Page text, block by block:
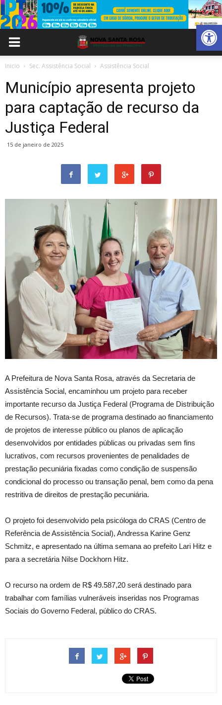
Abrir
Inicio Sec. Assistência Social Assistência Social
Município apresenta projeto
para captação de recurso da
Justiça Federal
15 de janeiro de 2025
A Prefeitura de Nova Santa Rosa, através da Secretaria de
Assistência Social, encaminhou um projeto para receber
importante recurso da Justiça Federal (Programa de Distribuição
de Recursos). Trata-se de programa destinado ao financiamento
de projetos de interesse público ou planos de aplicação
desenvolvidos por entidades públicas ou privadas sem fins
lucrativos, com recursos provenientes de penalidades de
prestação pecuniária fixadas como condição de suspensão
condicional do processo ou transação penal, bem como da pena
restritiva de direitos de prestação pecuniária.
O projeto foi desenvolvido pela psicóloga do CRAS (Centro de
Referência de Assistência Social), Andressa Karine Genz
Schmitz, e apresentado na última semana ao prefeito Lari Hitz e
para a secretária Nilse Dockhorn Hitz.
O recurso na ordem de R$ 49.587,20 será destinado para
trabalhar com famílias vulneráveis inseridas nos Programas
Sociais do Governo Federal, público do CRAS.